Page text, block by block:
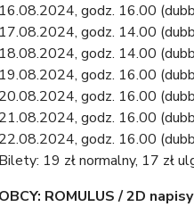
16.08.2024, godz. 16.00
17.08.2024, godz. 14.00
18.08.2024, godz. 14.00
19.08.2024, godz. 16.00
20.08.2024, godz. 16.00
21.08.2024, godz. 16.00
22.08.2024, godz. 16.00
Bilety: 19 zł normalny, 17 zł
OBCY: ROMULUS / 2D napisy